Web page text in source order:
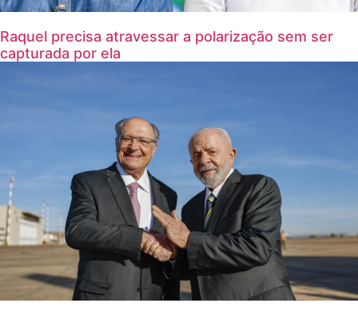
Raquel precisa atravessar a polarização sem ser
capturada por ela